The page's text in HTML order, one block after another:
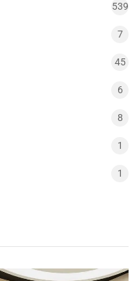
539
7
45
6
8
1
1